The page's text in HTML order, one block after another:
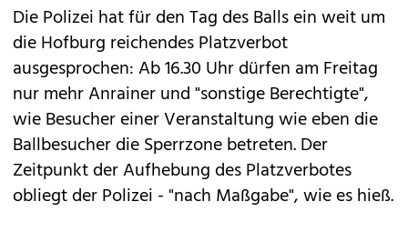
Die Polizei hat für den Tag des Balls ein weit um
die Hofburg reichendes Platzverbot
ausgesprochen: Ab 16.30 Uhr dürfen am Freitag
nur mehr Anrainer und "sonstige Berechtigte",
wie Besucher einer Veranstaltung wie eben die
Ballbesucher die Sperrzone betreten. Der
Zeitpunkt der Aufhebung des Platzverbotes
obliegt der Polizei - "nach Maßgabe", wie es hieß.